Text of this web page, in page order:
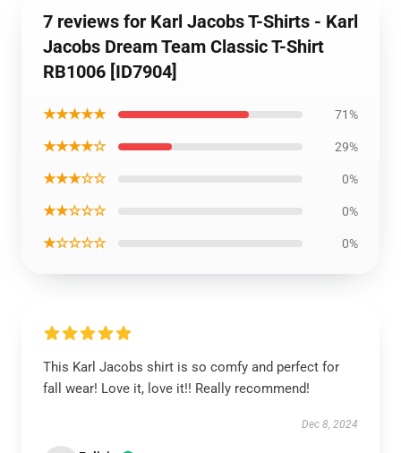
7 reviews for Karl Jacobs T-Shirts - Karl
Jacobs Dream Team Classic T-Shirt
RB1006 [ID7904]
★★★★★ 71%
★★★★☆ 29%
★★★☆☆ 0%
★★☆☆☆ 0%
★☆☆☆☆ 0%
This Karl Jacobs shirt is so comfy and perfect for
fall wear! Love it, love it!! Really recommend!
Dec 8, 2024